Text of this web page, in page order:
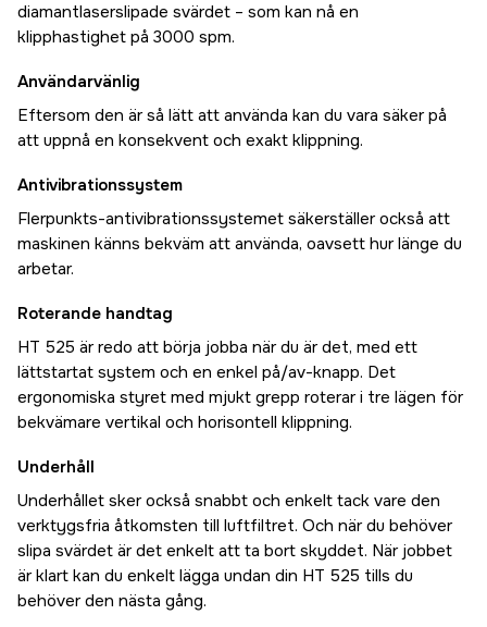
diamantlaserslipade svärdet – som kan nå en
klipphastighet på 3000 spm.
Användarvänlig
Eftersom den är så lätt att använda kan du vara säker på
att uppnå en konsekvent och exakt klippning.
Antivibrationssystem
Flerpunkts-antivibrationssystemet säkerställer också att
maskinen känns bekväm att använda, oavsett hur länge du
arbetar.
Roterande handtag
HT 525 är redo att börja jobba när du är det, med ett
lättstartat system och en enkel på/av-knapp. Det
ergonomiska styret med mjukt grepp roterar i tre lägen för
bekvämare vertikal och horisontell klippning.
Underhåll
Underhållet sker också snabbt och enkelt tack vare den
verktygsfria åtkomsten till luftfiltret. Och när du behöver
slipa svärdet är det enkelt att ta bort skyddet. När jobbet
är klart kan du enkelt lägga undan din HT 525 tills du
behöver den nästa gång.